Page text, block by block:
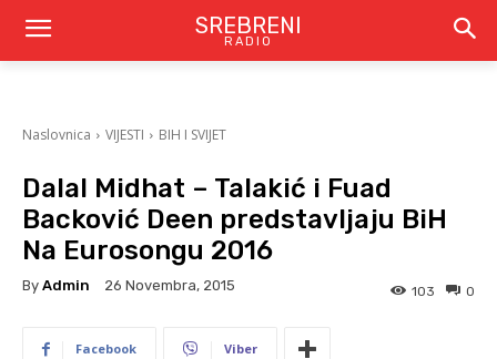
SREBRENI
RADIO
Naslovnica VIJESTI BIH I SVIJET
Dalal Midhat – Talakić i Fuad
Backović Deen predstavljaju BiH
Na Eurosongu 2016
By Admin 26 Novembra, 2015 0
103
Facebook Viber